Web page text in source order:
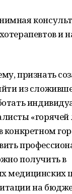
и
признать
из
конкретном
получить в
медицинских
на